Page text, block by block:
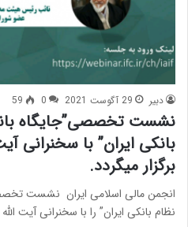
دبیر 29 آگوست 2021 0
59
نشست تخصصی”جایگاه
بانکی ایران” با سخنرانی
برگزار میگردد.
انجمن مالی اسلامی ایران نشست
نظام بانکی ایران” را با سخنرانی آیت